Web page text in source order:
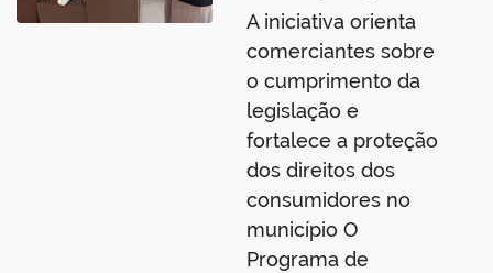
A iniciativa orienta
comerciantes sobre
o cumprimento da
legislação e
fortalece a proteção
dos direitos dos
consumidores no
município O
Programa de